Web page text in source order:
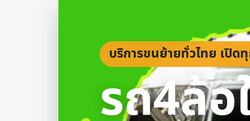
บริการขนย้ายทั่วไทย เปิด
รถ4ล้